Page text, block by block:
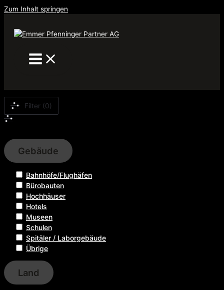
Zum Inhalt springen
Filter (0)
Gebäude
Bahnhöfe/Flughäfen
Bürobauten
Hochhäuser
Hotels
Museen
Schulen
Spitäler / Laborgebäude
Übrige
Land